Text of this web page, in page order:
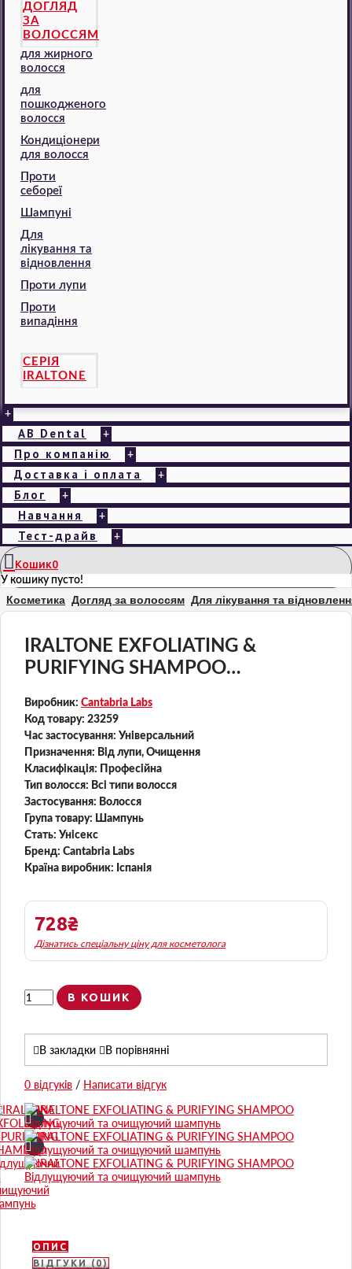
ДОГЛЯД
ЗА
ВОЛОССЯМ
для жирного
волосся
для
пошкодженого
волосся
Кондиціонери
для волосся
Проти
себореї
Шампуні
Для
лікування та
відновлення
Проти лупи
Проти
випадіння
СЕРІЯ
IRALTONE
+
AB Dental +
Про компанію +
Доставка і оплата +
Блог +
Навчання +
Тест-драйв +
Кошик0
У кошику пусто!
Косметика Догляд за волоссям Для лікування та
IRALTONE EXFOLIATING &
PURIFYING SHAMPOO
шампунь
Виробник: Cantabria Labs
Код товару: 23259
Час застосування: Універсальний
Призначення: Від лупи, Очищення
Класифікація:
Професійна
Тип волосся: Всі типи волосся
Застосування: Волосся
Група товару: Шампунь
Стать: Унісекс
Бренд: Cantabria Labs
Країна виробник: Іспанія
728₴
Дізнатись спеціальну ціну для косметолога
В КОШИК
В закладки В порівнянні
0 відгуків / Написати відгук
ОПИС
ВІДГУКИ (0)